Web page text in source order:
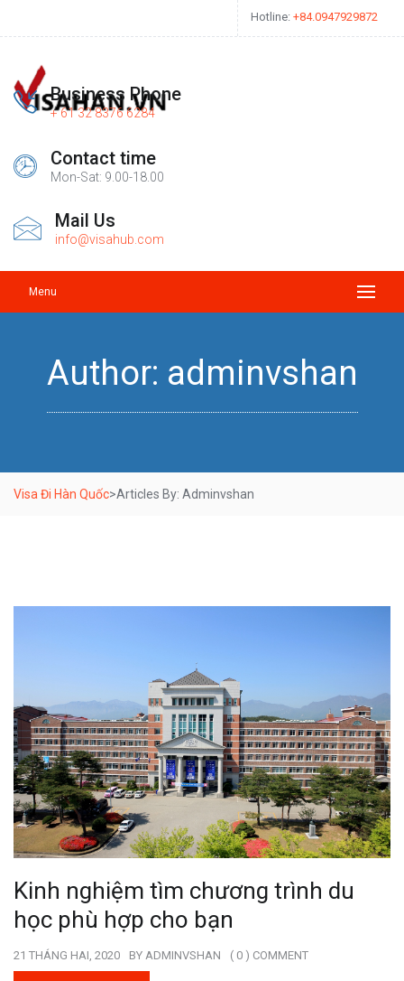
Hotline: +84.0947929872
Business Phone
+ 61 32 8376 6284
Contact time
Mon-Sat: 9.00-18.00
Mail Us
info@visahub.com
Menu
Author: adminvshan
Visa Đi Hàn Quốc>Articles By: Adminvshan
Kinh nghiệm tìm chương trình du
học phù hợp cho bạn
21 THÁNG HAI, 2020 BY ADMINVSHAN ( 0 ) COMMENT